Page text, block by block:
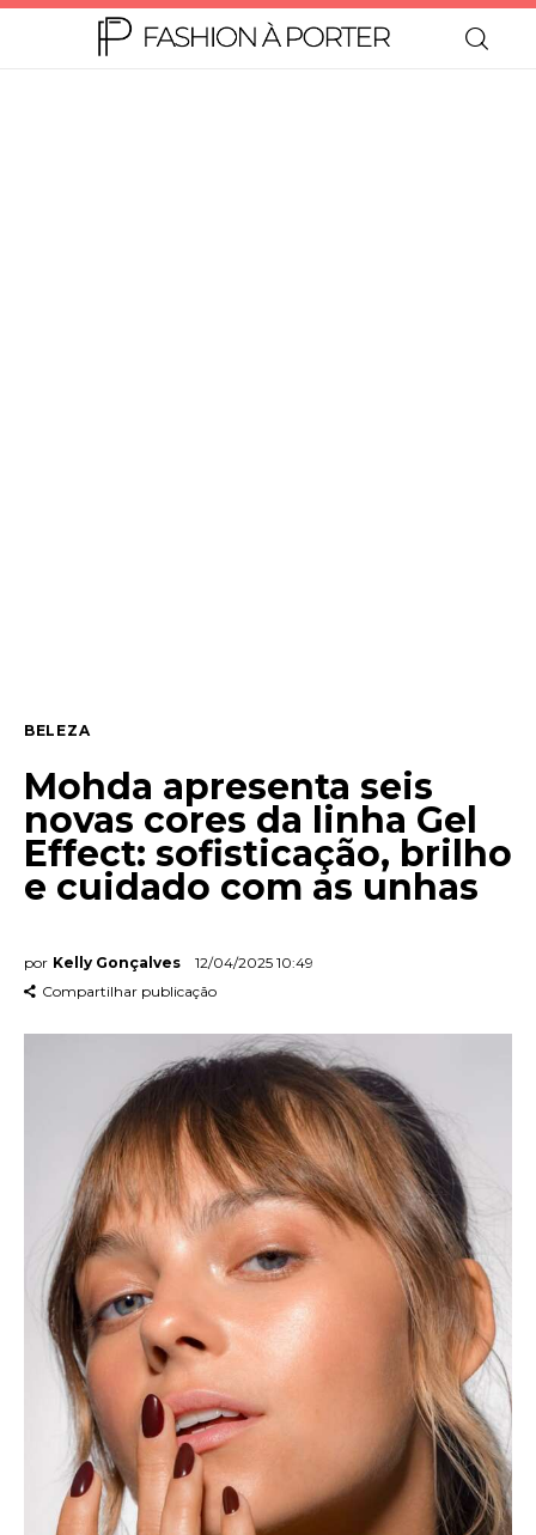
Contato
BELEZA
Mohda apresenta seis
novas cores da linha Gel
Effect: sofisticação, brilho
e cuidado com as unhas
por Kelly Gonçalves
12/04/2025 10:49
Compartilhar publicação